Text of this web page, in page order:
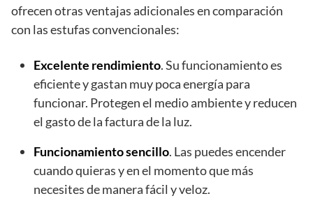
ofrecen otras ventajas adicionales en comparación
con las estufas convencionales:
Excelente rendimiento. Su funcionamiento es
eficiente y gastan muy poca energía para
funcionar. Protegen el medio ambiente y reducen
el gasto de la factura de la luz.
Funcionamiento sencillo. Las puedes encender
cuando quieras y en el momento que más
necesites de manera fácil y veloz.